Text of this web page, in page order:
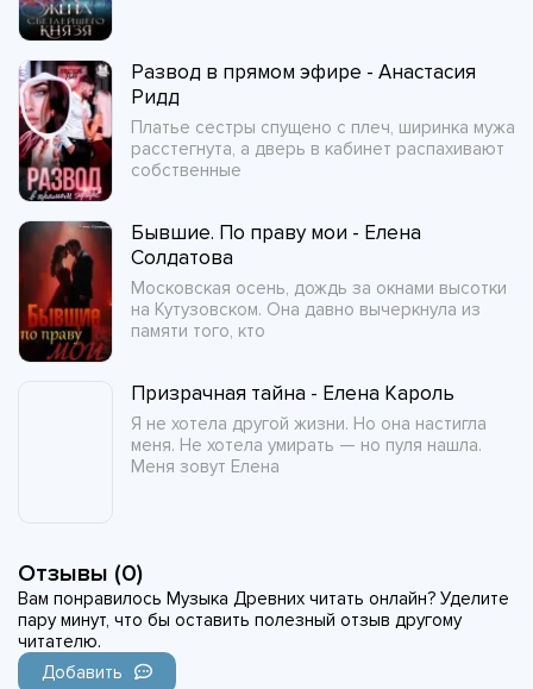
Развод в прямом эфире - Анастасия
Ридд
Платье сестры спущено с плеч, ширинка мужа
расстегнута, а дверь в кабинет распахивают
собственные
Бывшие. По праву мои - Елена
Солдатова
Московская осень, дождь за окнами высотки
на Кутузовском. Она давно вычеркнула из
памяти того, кто
Призрачная тайна - Елена Кароль
Я не хотела другой жизни. Но она настигла
меня. Не хотела умирать — но пуля нашла.
Меня зовут Елена
Отзывы (0)
Вам понравилось Музыка Древних читать онлайн? Уделите
пару минут, что бы оставить полезный отзыв другому
читателю.
Добавить